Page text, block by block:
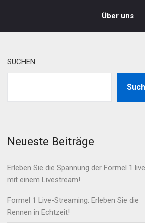
Über uns
SUCHEN
Neueste Beiträge
Erleben Sie die Spannung der Formel 1 live
mit einem Livestream!
Formel 1 Live-Streaming: Erleben Sie die
Rennen in Echtzeit!